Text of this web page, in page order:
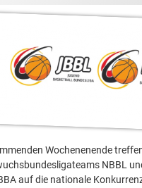
Wochenenende
NBBL
auf die nationale